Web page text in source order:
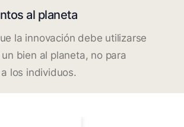
al planeta
la innovación debe utilizarse
bien al planeta, no para
los individuos.